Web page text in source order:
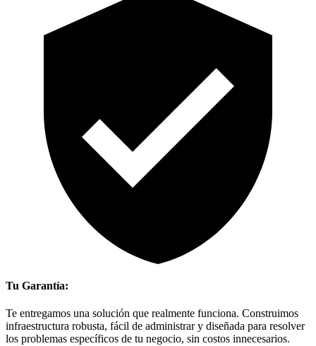
Tu Garantía:
Te entregamos una solución que realmente funciona. Construimos
infraestructura robusta, fácil de administrar y diseñada para resolver
los problemas específicos de tu negocio, sin costos innecesarios.